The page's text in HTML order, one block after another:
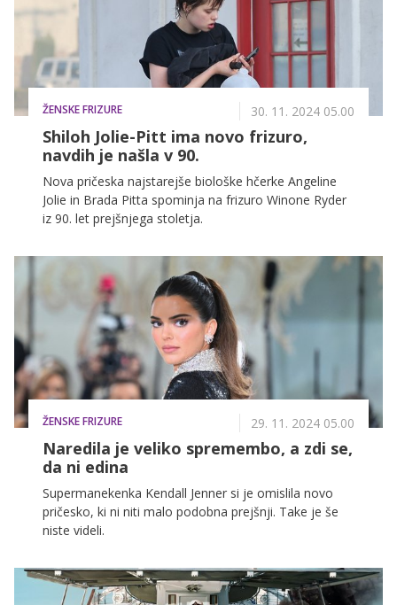
ŽENSKE FRIZURE 30. 11. 2024 05.00
Shiloh Jolie-Pitt ima novo frizuro,
navdih je našla v 90.
Nova pričeska najstarejše biološke hčerke Angeline
Jolie in Brada Pitta spominja na frizuro Winone Ryder
iz 90. let prejšnjega stoletja.
ŽENSKE FRIZURE 29. 11. 2024 05.00
Naredila je veliko spremembo, a zdi se,
da ni edina
Supermanekenka Kendall Jenner si je omislila novo
pričesko, ki ni niti malo podobna prejšnji. Take je še
niste videli.